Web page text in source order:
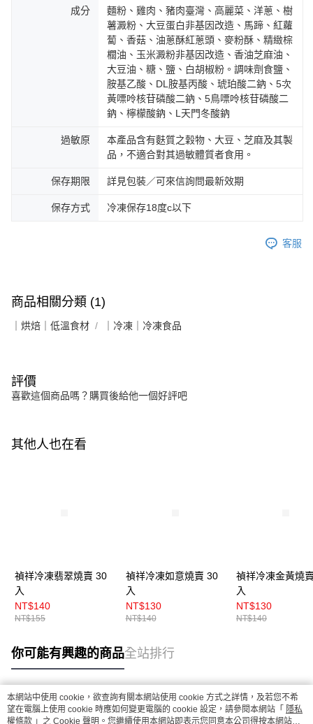
成分
麵粉、雞肉、豬肉臺灣、高麗菜、洋蔥、樹
薯澱粉、大豆蛋白非基因改造、馬蹄、紅蘿
蔔、香菇、油蔥酥紅蔥頭、麥粉酥、精緻棕
櫚油、玉米澱粉非基因改造、香油芝麻油、
大豆油、糖、鹽、白胡椒粉。調味劑食鹽、
胺基乙酸、DL胺基丙酸、琥珀酸二鈉、5次
黃嘌呤核苷磷酸二鈉、5鳥嘌呤核苷磷酸二
鈉、檸檬酸鈉、L天門冬酸鈉
過敏原
本產品含有麩質之穀物、大豆、芝麻及其製
品，不適合對其過敏體質者食用。
保存期限 詳見包裝／可來信詢問最新效期
保存方式 冷凍保存18度c以下
客服
商品相關分類 (1)
｜烘焙｜低溫食材 ｜冷凍｜冷凍食品
評價
喜歡這個商品嗎？購買後給他一個好評吧
其他人也在看
禎祥冷凍翡翠燒賣 30
入
NT$140
NT$155
禎祥冷凍如意燒賣 30
入
NT$130
NT$140
禎祥冷凍金黃燒
入
NT$130
NT$140
你可能有興趣的商品全站排行
熱門標籤
本網站中使用 cookie，欲查詢有關本網站使用 cookie 方式之詳情，及若您不希
望在電腦上使用 cookie 時應如何變更電腦的 cookie 設定，請參閱本網站「 隱私
權條款 」之 Cookie 聲明。您繼續使用本網站即表示您同意本公司得按本網站使